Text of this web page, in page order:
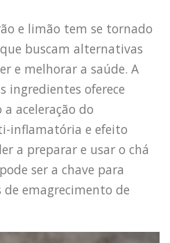
e limão tem se tornado
buscam alternativas
e melhorar a saúde. A
ingredientes oferece
aceleração do
inflamatória e efeito
a preparar e usar o chá
ser a chave para
emagrecimento de